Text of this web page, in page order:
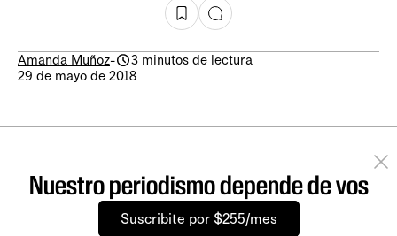
Amanda Muñoz-
3 minutos de lectura
29 de mayo de 2018
Nuestro periodismo depende de vos
Suscribite por $255/mes